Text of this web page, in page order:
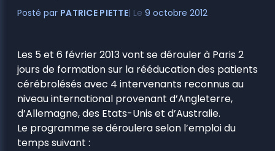
PATRICE PIETTE 9 octobre 2012
Les 5 et 6 février 2013 vont se dérouler à Paris 2
jours de formation sur la rééducation des patients
cérébrolésés avec 4 intervenants reconnus au
niveau international provenant d’Angleterre,
d’Allemagne, des Etats-Unis et d’Australie.
Le programme se déroulera selon l’emploi du
temps suivant :